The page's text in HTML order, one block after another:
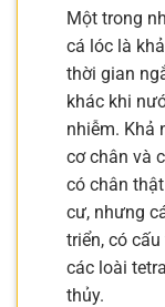
Một trong
cá lóc là
thời gian
khác khi
nhiễm. Khả
cơ chân và
có chân
cư, nhưng
triển, có
các loài
thủy.